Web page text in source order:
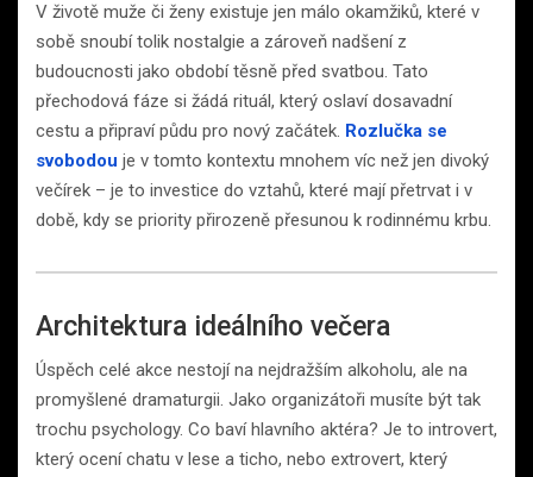
V životě muže či ženy existuje jen málo okamžiků, které v
sobě snoubí tolik nostalgie a zároveň nadšení z
budoucnosti jako období těsně před svatbou. Tato
přechodová fáze si žádá rituál, který oslaví dosavadní
cestu a připraví půdu pro nový začátek. Rozlučka se
svobodou je v tomto kontextu mnohem víc než jen divoký
večírek – je to investice do vztahů, které mají přetrvat i v
době, kdy se priority přirozeně přesunou k rodinnému krbu.
Architektura ideálního večera
Úspěch celé akce nestojí na nejdražším alkoholu, ale na
promyšlené dramaturgii. Jako organizátoři musíte být tak
trochu psychology. Co baví hlavního aktéra? Je to introvert,
který ocení chatu v lese a ticho, nebo extrovert, který